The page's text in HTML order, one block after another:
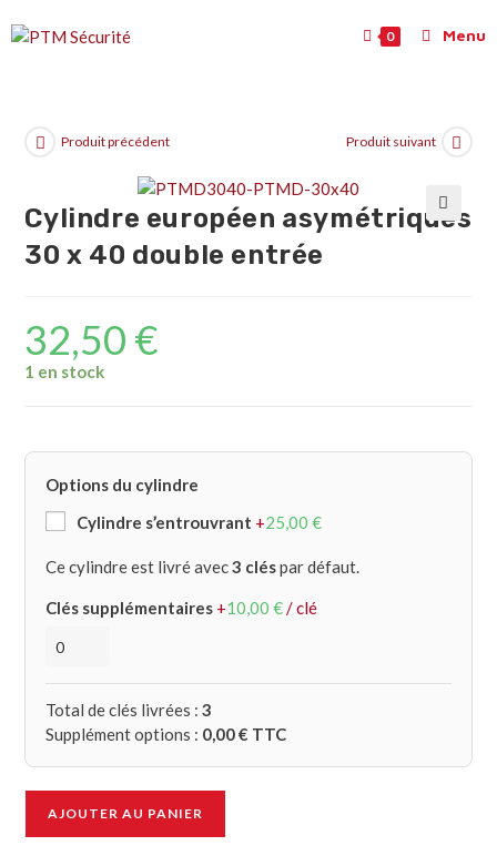
0 Menu
Produit précédent Produit suivant
🔍
Cylindre européen asymétriques
30 x 40 double entrée
32,50 €
1 en stock
Options du cylindre
Cylindre s’entrouvrant +25,00€
Ce cylindre est livré avec3 cléspar défaut.
Clés supplémentaires +10,00€/ clé
Total de clés livrées :3
Supplément options : 0,00€ TTC
AJOUTER AU PANIER